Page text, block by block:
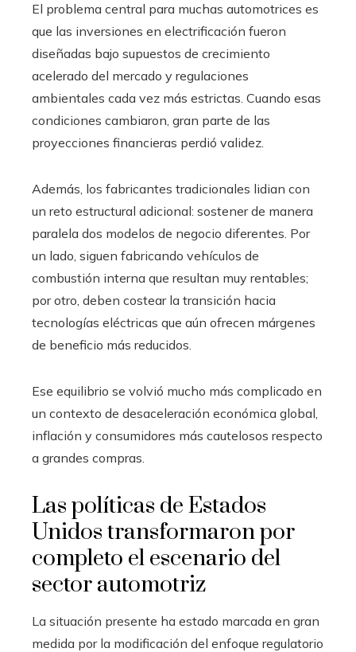
El problema central para muchas automotrices es
que las inversiones en electrificación fueron
diseñadas bajo supuestos de crecimiento
acelerado del mercado y regulaciones
ambientales cada vez más estrictas. Cuando esas
condiciones cambiaron, gran parte de las
proyecciones financieras perdió validez.
Además, los fabricantes tradicionales lidian con
un reto estructural adicional: sostener de manera
paralela dos modelos de negocio diferentes. Por
un lado, siguen fabricando vehículos de
combustión interna que resultan muy rentables;
por otro, deben costear la transición hacia
tecnologías eléctricas que aún ofrecen márgenes
de beneficio más reducidos.
Ese equilibrio se volvió mucho más complicado en
un contexto de desaceleración económica global,
inflación y consumidores más cautelosos respecto
a grandes compras.
Las políticas de Estados
Unidos transformaron por
completo el escenario del
sector automotriz
La situación presente ha estado marcada en gran
medida por la modificación del enfoque regulatorio